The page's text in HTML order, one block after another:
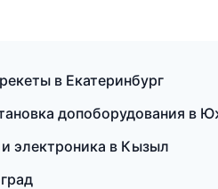
в Екатеринбург
допоборудования в
электроника в Кызыл